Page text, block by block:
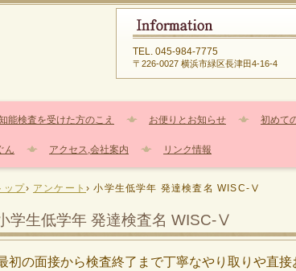
TEL. 045-984-7775
〒226-0027 横浜市緑区長津田4-16-4
能検査を受けた方のこえ お便りとお知らせ 初めて
ん アクセス,会社案内 リンク情報
ップ› アンケート› 小学生低学年 発達検査名 WISC-Ⅴ
学生低学年 発達検査名 WISC-Ⅴ
初の面接から検査終了まで丁寧なやり取りや直